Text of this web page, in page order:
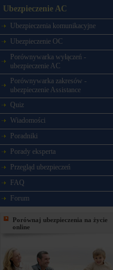
Ubezpieczenie AC
Ubezpieczenia komunikacyjne
Ubezpieczenie OC
Porównywarka wyłączeń -
ubezpieczenie AC
Porównywarka zakresów -
ubezpieczenie Assistance
Quiz
Wiadomości
Poradniki
Porady eksperta
Przegląd ubezpieczeń
FAQ
Forum
Porównaj ubezpieczenia na życie
online